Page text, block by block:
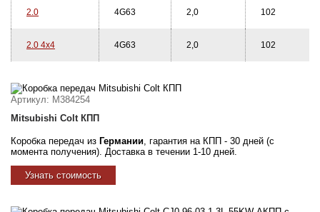
2.0 4G63 2,0 102
2.0 4x4 4G63 2,0 102
Артикул: M384254
Mitsubishi Colt КПП
Коробка передач из Германии, гарантия на КПП - 30 дней (с
момента получения). Доставка в течении 1-10 дней.
Узнать стоимость